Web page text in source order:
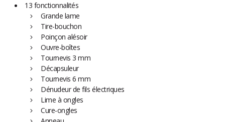
13 fonctionnalités
Grande lame
Tire-bouchon
Poinçon alésoir
Ouvre-boîtes
Tournevis 3 mm
Décapsuleur
Tournevis 6 mm
Dénudeur de fils électriques
Lime à ongles
Cure-ongles